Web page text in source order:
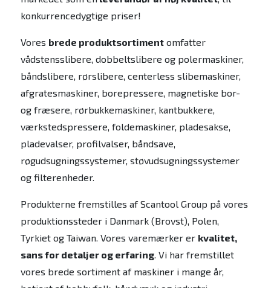
konkurrencedygtige priser!
Vores brede produktsortimentomfatter
vådstensslibere, dobbeltslibere og polermaskiner,
båndslibere, rørslibere, centerless slibemaskiner,
afgratesmaskiner, borepressere, magnetiske bor-
og fræsere, rørbukkemaskiner, kantbukkere,
værkstedspressere, foldemaskiner, pladesakse,
pladevalser, profilvalser, båndsave,
røgudsugningssystemer, støvudsugningssystemer
og filterenheder.
Produkterne fremstilles af Scantool Group på vores
produktionssteder i Danmark (Brovst), Polen,
Tyrkiet og Taiwan. Vores varemærker er kvalitet,
sans for detaljer og erfaring. Vi har fremstillet
vores brede sortiment af maskiner i mange år,